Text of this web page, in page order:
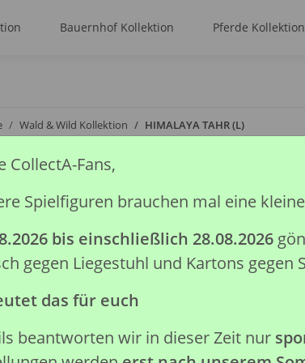
Bauernhof Kollektion Pferde Kollektion
Wald & Wild Kollektion HIMALAYA TAHR (L)
CollectA-Fans,
Spielfiguren brauchen mal eine
bis einschließlich 28.08.2026
gegen Liegestuhl und Kartons gegen
das für euch
beantworten wir in dieser Zeit nur